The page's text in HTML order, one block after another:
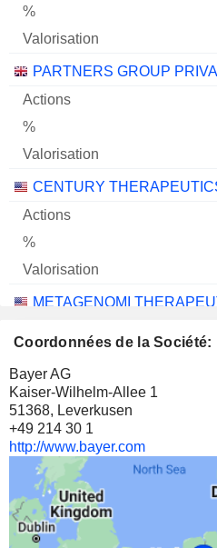
PARTNERS GROUP
CENTURY
METAGENOMI
BOUNDLESS BIO, INC.
BOUNDLESS BIO, INC.
Coordonnées de la Société:
Bayer AG
Kaiser-Wilhelm-Allee 1
51368, Leverkusen
+49 214 30 1
http://www.bayer.com